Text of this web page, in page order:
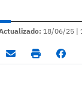
18/06/25 |